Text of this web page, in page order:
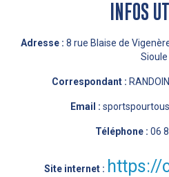
INFOS
Adresse : 8 rue Blaise de
Sioule
Correspondant :
Email :
Téléphone : 06
Site internet : https://